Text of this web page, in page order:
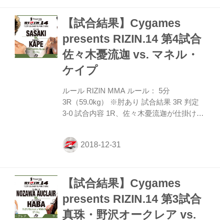
掴んでテイクダウン。しかし、元谷が下か
ら三角締めで抵抗。そこからジャスティン
の頭を挟んだまま両足を伸ばし、せんたく
挟みで極めにかかる。たまらずジャスティ
ンがタップして元谷が一本勝ち。
【試合結果】Cygames
presents RIZIN.14 第4試合
佐々木憂流迦 vs. マネル・
ケイプ
ルール RIZIN MMA ルール： 5分
3R（59.0kg） ※肘あり 試合結果 3R 判定
3-0 試合内容 1R、佐々木憂流迦が仕掛けて
んで冷静に対応。的を絞らせない変則的な
動きを見せるマネルも左右の連打で抵抗し
両選手の打撃戦から始まり佐々木がテイク
ダウンから寝技を仕掛けていくがマネルも
粘り、チョークを外したりと逃げていく。
3R、サウスポースタイルに変更し佐々木に
【試合結果】Cygames
presents RIZIN.14 第3試合
真珠・野沢オークレア vs.